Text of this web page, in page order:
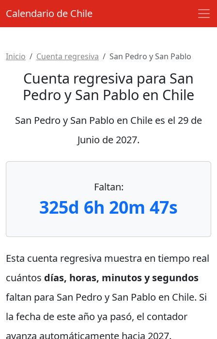
Calendario de Chile
Inicio Cuenta regresiva San Pedro y San Pablo
Cuenta regresiva para San
Pedro y San Pablo en Chile
San Pedro y San Pablo en Chile es el 29 de
Junio de 2027.
Faltan:
325d 6h 20m 47s
Esta cuenta regresiva muestra en tiempo real
cuántos días, horas, minutos y segundos
faltan para San Pedro y San Pablo en Chile. Si
la fecha de este año ya pasó, el contador
avanza automáticamente hacia 2027.